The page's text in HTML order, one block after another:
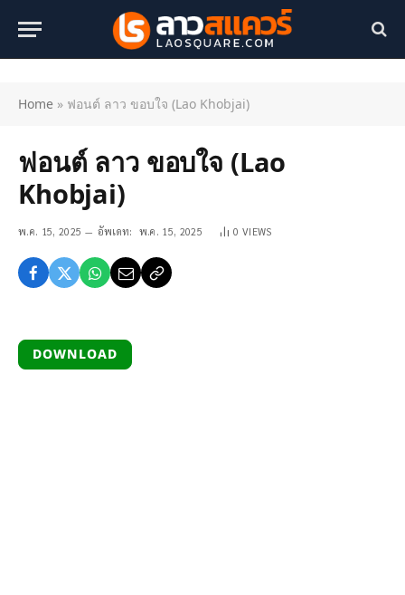
Home » ฟอนต์ ลาว ขอบใจ (Lao Khobjai)
ฟอนต์ ลาว ขอบใจ (Lao
Khobjai)
พ.ค. 15, 2025 อัพเดท: พ.ค. 15, 2025 0 VIEWS
DOWNLOAD